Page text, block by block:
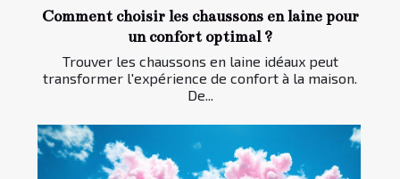
Comment choisir les chaussons en laine pour
un confort optimal ?
Trouver les chaussons en laine idéaux peut
transformer l'expérience de confort à la maison.
De...